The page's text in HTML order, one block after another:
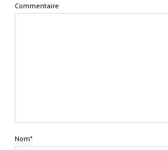
Commentaire
Nom*